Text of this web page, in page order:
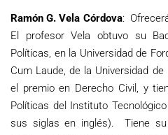
Ramón G. Vela Córdova:
El profesor Vela obtuvo su
Políticas, en la Universidad de
Cum Laude, de la Universidad
el premio en Derecho Civil, y
Políticas del Instituto
sus siglas en inglés). Tiene